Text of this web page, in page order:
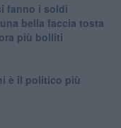
fanno i soldi
bella faccia tosta
più bolliti
è il politico più